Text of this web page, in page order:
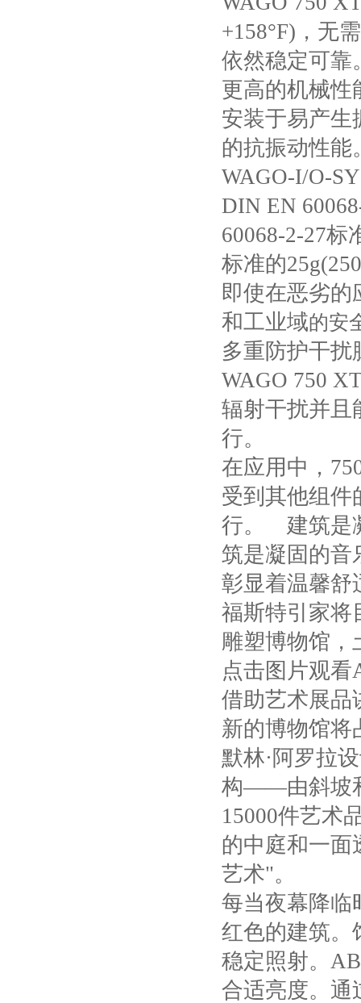
+158°F) ，无
依然稳定可靠
更高的机械性
安装于易产生
的抗振动性能
WAGO-I/O-
DIN EN
60068-2-27标
标准的
即使在恶劣的
和工业域的安
多重防护干扰
WAGO 750
辐射干扰并且
行。
在应用中，
受到其他组件
行。 建筑是
筑是凝固的音
彰显着温馨舒
福斯特引家将
雕塑博物馆，
点击图片观看
借助艺术展品
新的博物馆将
默林·阿罗拉
构——由斜坡
15000件艺术
的中庭和一面
艺术"。
每当夜幕降临
红色的建筑。
稳定照射。
合适亮度。通